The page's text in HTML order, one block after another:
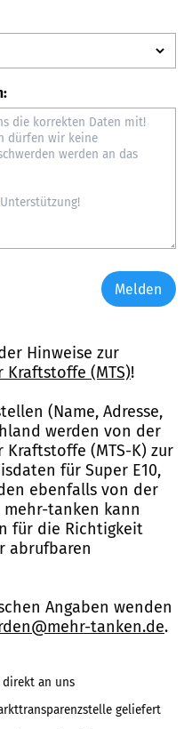
Melden
Hinweise zur
(MTS)!
(Name, Adresse,
werden von der
(MTS-K) zur
für Super E10,
ebenfalls von der
tanken kann
für die Richtigkeit
abrufbaren
Angaben wenden
tanken.de.
an uns
geliefert